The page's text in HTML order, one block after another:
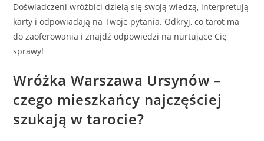
Doświadczeni wróżbici dzielą się swoją wiedzą, interpretują
karty i odpowiadają na Twoje pytania. Odkryj, co tarot ma
do zaoferowania i znajdź odpowiedzi na nurtujące Cię
sprawy!
Wróżka Warszawa Ursynów –
czego mieszkańcy najczęściej
szukają w tarocie?